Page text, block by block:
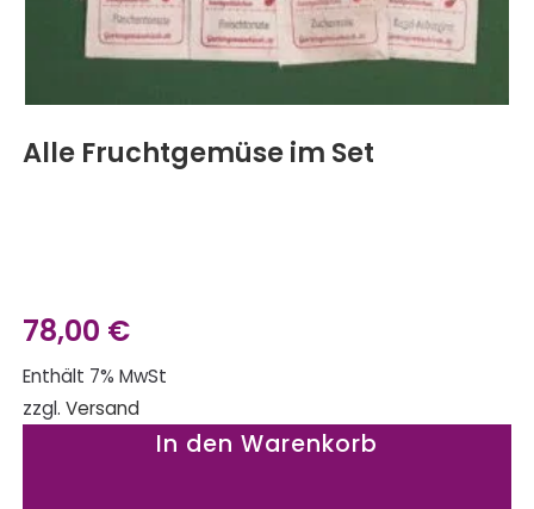
Alle Fruchtgemüse im Set
78,00 €
Enthält 7% MwSt
zzgl. Versand
In den Warenkorb